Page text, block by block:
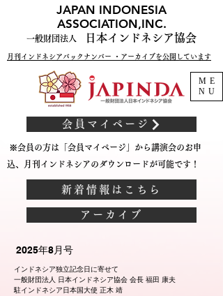
ME
NU
会員マイページ
JAPAN INDONESIA
ASSOCIATION,INC.
一般財団法人 日本インドネシア協会
新着情報はこちら
アーカイブ
※会員の方は「会員マイページ」から講演会のお申
込、月刊インドネシアのダウンロードが可能です！
月刊インドネシアバックナンバー ・アーカイブを公開しています
2025年8月号
インドネシア独立記念日に寄せて
一般財団法人 日本インドネシア協会 会長 福田 康夫
駐インドネシア日本国大使 正木 靖